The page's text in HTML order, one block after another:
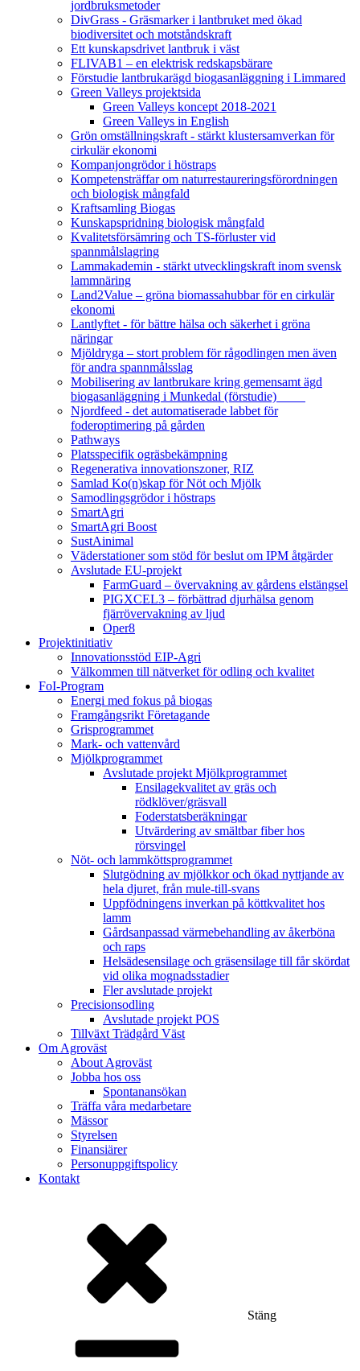
jordbruksmetoder
DivGrass - Gräsmarker i lantbruket med ökad
biodiversitet och motståndskraft
Ett kunskapsdrivet lantbruk i väst
FLIVAB1 – en elektrisk redskapsbärare
Förstudie lantbrukarägd biogasanläggning i Limmared
Green Valleys projektsida
Green Valleys koncept 2018-2021
Green Valleys in English
Grön omställningskraft - stärkt klustersamverkan för
cirkulär ekonomi
Kompanjongrödor i höstraps
Kompetensträffar om naturrestaureringsförordningen
och biologisk mångfald
Kraftsamling Biogas
Kunskapspridning biologisk mångfald
Kvalitetsförsämring och TS-förluster vid
spannmålslagring
Lammakademin - stärkt utvecklingskraft inom svensk
lammnäring
Land2Value – gröna biomassahubbar för en cirkulär
ekonomi
Lantlyftet - för bättre hälsa och säkerhet i gröna
näringar
Mjöldryga – stort problem för rågodlingen men även
för andra spannmålsslag
Mobilisering av lantbrukare kring gemensamt ägd
biogasanläggning i Munkedal (förstudie)
Njordfeed - det automatiserade labbet för
foderoptimering på gården
Pathways
Platsspecifik ogräsbekämpning
Regenerativa innovationszoner, RIZ
Samlad Ko(n)skap för Nöt och Mjölk
Samodlingsgrödor i höstraps
SmartAgri
SmartAgri Boost
SustAinimal
Väderstationer som stöd för beslut om IPM åtgärder
Avslutade EU-projekt
FarmGuard – övervakning av gårdens elstängsel
PIGXCEL3 – förbättrad djurhälsa genom
fjärrövervakning av ljud
Oper8
Projektinitiativ
Innovationsstöd EIP-Agri
Välkommen till nätverket för odling och kvalitet
FoI-Program
Energi med fokus på biogas
Framgångsrikt Företagande
Grisprogrammet
Mark- och vattenvård
Mjölkprogrammet
Avslutade projekt Mjölkprogrammet
Ensilagekvalitet av gräs och
rödklöver/gräsvall
Foderstatsberäkningar
Utvärdering av smältbar fiber hos
rörsvingel
Nöt- och lammköttsprogrammet
Slutgödning av mjölkkor och ökad nyttjande av
hela djuret, från mule-till-svans
Uppfödningens inverkan på köttkvalitet hos
lamm
Gårdsanpassad värmebehandling av åkerböna
och raps
Helsädesensilage och gräsensilage till får skördat
vid olika mognadsstadier
Fler avslutade projekt
Precisionsodling
Avslutade projekt POS
Tillväxt Trädgård Väst
Om Agroväst
About Agroväst
Jobba hos oss
Spontanansökan
Träffa våra medarbetare
Mässor
Styrelsen
Finansiärer
Personuppgiftspolicy
Kontakt
Stäng